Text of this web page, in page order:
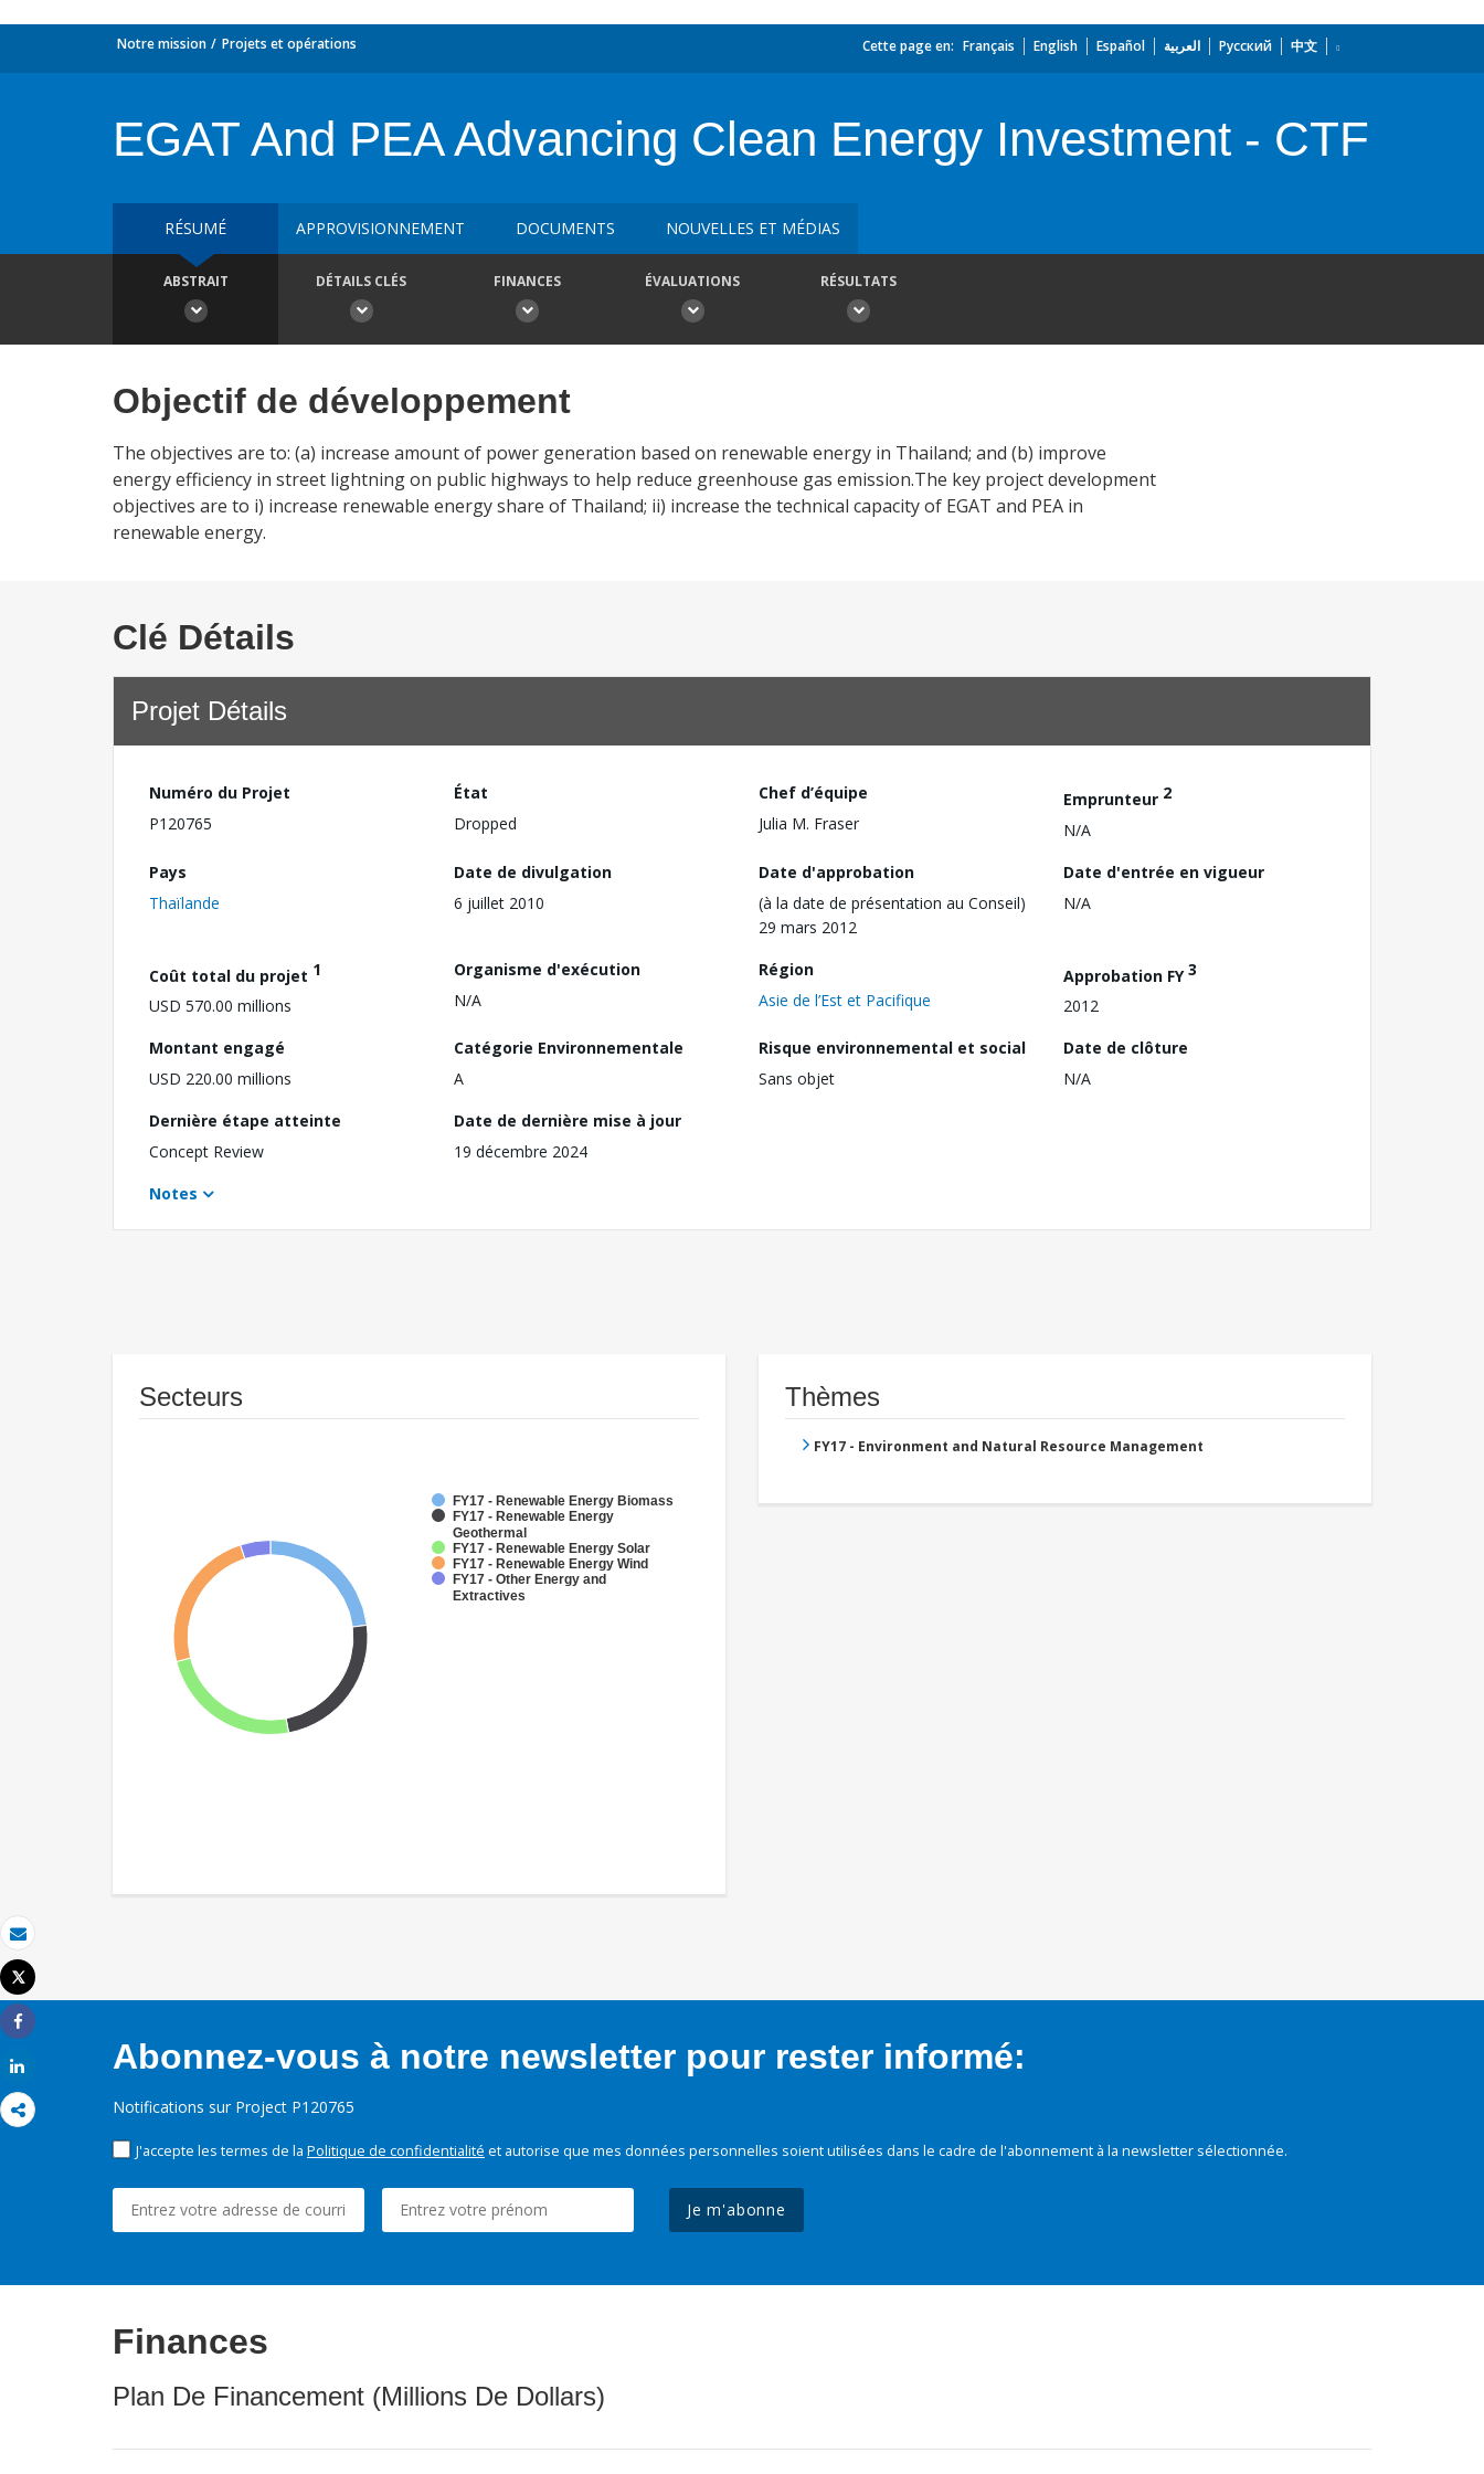
Email
Imprimer
Tweet
Share
Notre mission Projets et opérations Cette page en: Français English Español العربية Русский 中文
EGAT And PEA Advancing Clean Energy Investment - CTF
RÉSUMÉ APPROVISIONNEMENT DOCUMENTS NOUVELLES ET MÉDIAS
ABSTRAIT DÉTAILS CLÉS FINANCES ÉVALUATIONS RÉSULTATS
Objectif de développement
The objectives are to: (a) increase amount of power generation based on renewable energy in Thailand; and (b) improve
energy efficiency in street lightning on public highways to help reduce greenhouse gas emission.The key project development
objectives are to i) increase renewable energy share of Thailand; ii) increase the technical capacity of EGAT and PEA in
renewable energy.
Clé Détails
Projet Détails
Numéro du Projet
P120765
État
Dropped
Chef d’équipe
Julia M. Fraser
Emprunteur 2
N/A
Pays
Thaïlande
Date de divulgation
6 juillet 2010
Date d'approbation
(à la date de présentation au Conseil)
29 mars 2012
Date d'entrée en vigueur
N/A
Coût total du projet 1
USD 570.00 millions
Organisme d'exécution
N/A
Région
Asie de l’Est et Pacifique
Approbation FY3
2012
Montant engagé
USD 220.00 millions
Catégorie Environnementale
A
Risque environnemental et social
Sans objet
Date de clôture
N/A
Dernière étape atteinte
Concept Review
Date de dernière mise à jour
19 décembre 2024
Notes
Secteurs
FY17 - Renewable Energy Biomass
FY17 - Renewable Energy
Geothermal
FY17 - Renewable Energy Solar
FY17 - Renewable Energy Wind
FY17 - Other Energy and
Extractives
Thèmes
FY17 - Environment and Natural Resource Management
Abonnez-vous à notre newsletter pour rester informé:
Notifications sur Project P120765
J'accepte les termes de la Politique de confidentialité et autorise que mes données personnelles soient utilisées dans le cadre de l'abonnement à la newsletter sélectionnée.
Je m'abonne
Finances
Plan De Financement (Millions De Dollars)